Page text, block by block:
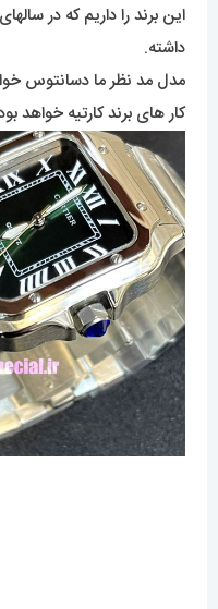
این برند را داریم که در
داشته.
مدل مد نظر ما دسانتوس
کار های برند کارتیه خواهد